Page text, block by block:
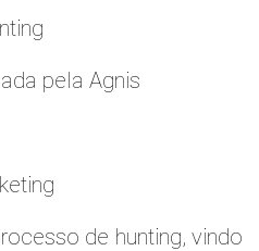
pela Agnis
de hunting, vindo